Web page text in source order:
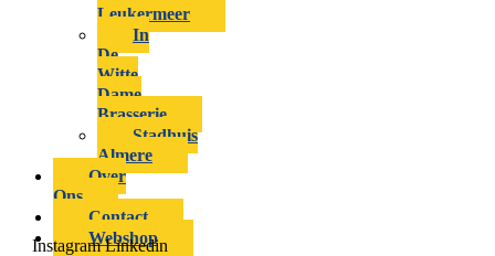
Leukermeer
In
De
Witte
Dame
Brasserie
Stadhuis
Almere
Over
Ons
Contact
Webshop
Instagram Linkedin